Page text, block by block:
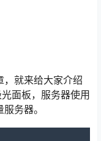
，就来给大家介绍
面板，服务器使用
务器。